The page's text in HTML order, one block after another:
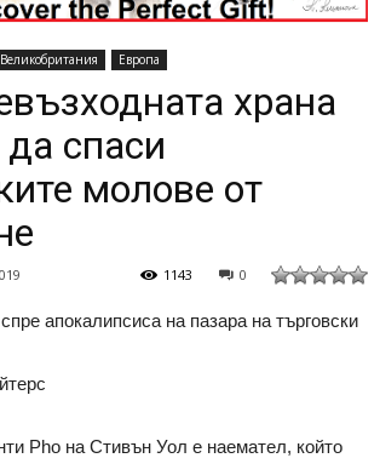
Великобритания Европа
храна
спаси
молове от
0
1143
апокалипсиса на пазара на търговски
Pho на Стивън Уол е наемател, който